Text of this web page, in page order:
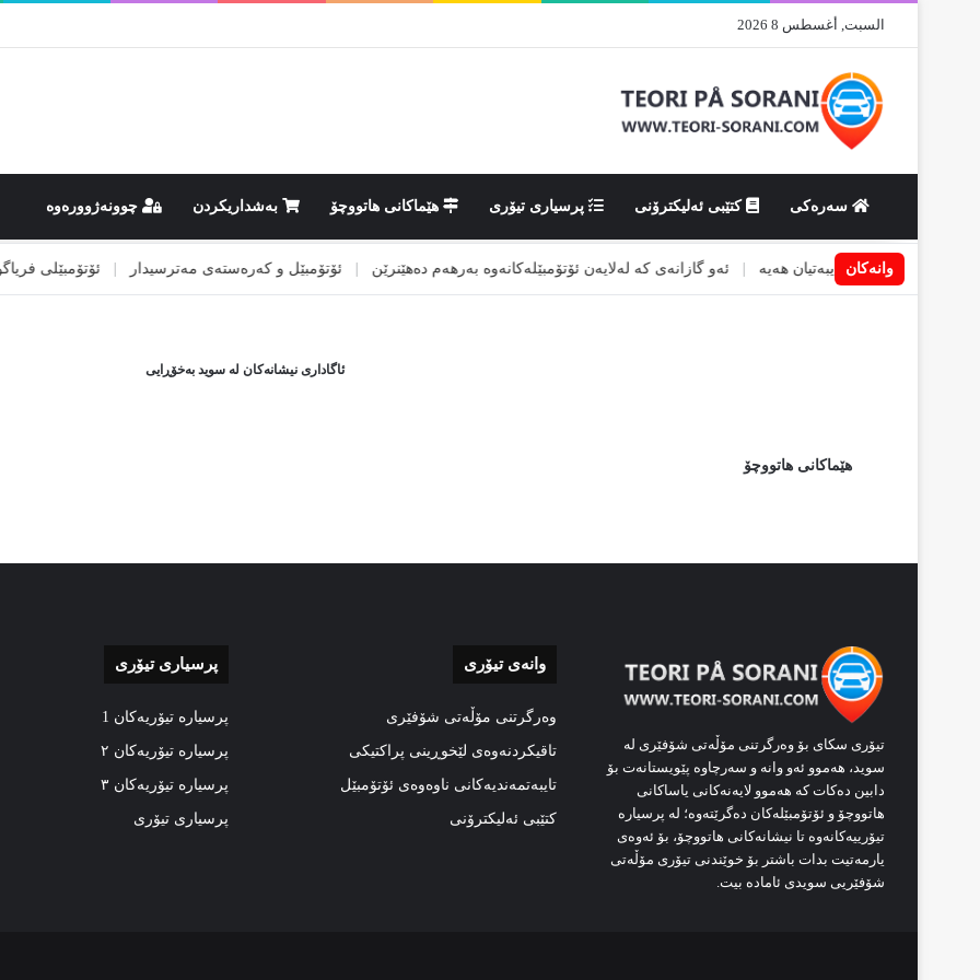
السبت, أغسطس 8 2026
سەرەکی کتێبی ئەلیکترۆنی پرسیاری تیۆری هێماکانى هاتووچۆ بەشداریکردن چوونەژوورەوە
وانەکان
کە پێویستی تایبەتیان هەیە | ئەو گازانەی کە لەلایەن ئۆتۆمبێلەکانەوە بەرهەم دەهێنرێن | ئۆتۆمبێل و کەرەستەی مەترسیدار | ئۆتۆمبێلی
ئاگاداری نیشانەکان لە سوید بەخۆڕایی
هێماکانى هاتووچۆ
تیۆری سکای بۆ وەرگرتنی مۆڵەتی شۆفێری لە
سوید، هەموو ئەو وانە و سەرچاوە پێویستانەت بۆ
دابین دەکات کە هەموو لایەنەکانی یاساکانی
هاتووچۆ و ئۆتۆمبێلەکان دەگرێتەوە؛ لە پرسیارە
تیۆرییەکانەوە تا نیشانەکانی هاتووچۆ، بۆ ئەوەی
یارمەتیت بدات باشتر بۆ خوێندنی تیۆری مۆڵەتی
شۆفێریی سویدی ئامادە بیت.
وانەی تیۆری
وەرگرتنی مۆڵەتی شۆفێری
تاقیکردنەوەی لێخوڕینی پراکتیکی
تایبەتمەندیەکانی ناوەوەی ئۆتۆمبێل
کتێبی ئەلیکترۆنی
پرسیاری تیۆری
پرسیارە تیۆریەکان 1
پرسیارە تیۆریەکان ٢
پرسیارە تیۆریەکان ٣
پرسیاری تیۆری